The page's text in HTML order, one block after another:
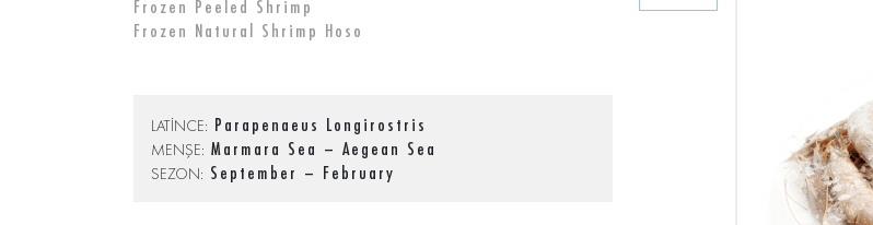
Frozen Peeled Shrimp
Frozen Natural Shrimp Hoso
LATİNCE: Parapenaeus Longirostris
MENŞE: Marmara Sea – Aegean Sea
SEZON: September – February